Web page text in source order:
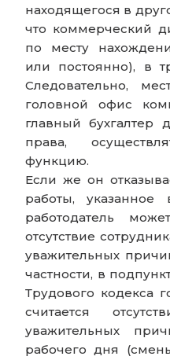
находящегося в
что коммерческий
по месту
или постоянно), в
Следовательно,
головной офис
главный бухгалтер
права,
функцию.
Если же он
работы, указанное
работодатель
отсутствие
уважительных
частности, в
Трудового кодекса
считается
уважительных
рабочего дня